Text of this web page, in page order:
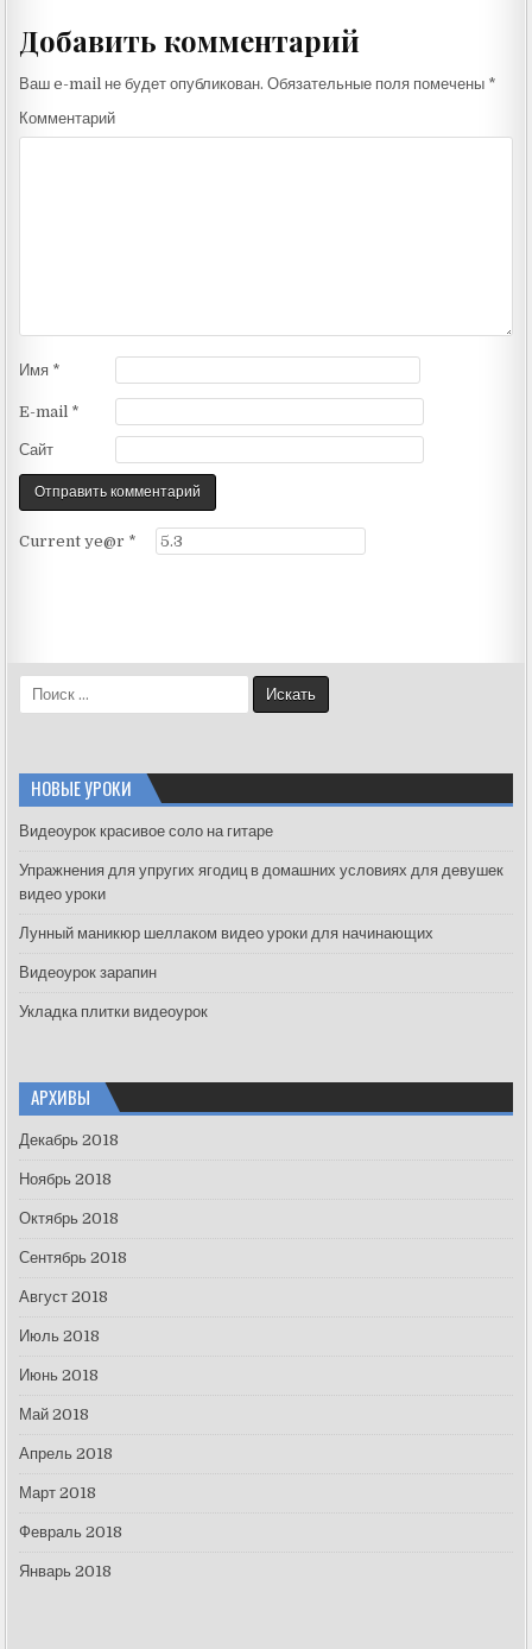
Добавить комментарий
Ваш e-mail не будет опубликован. Обязательные поля помечены *
Комментарий
Имя *
E-mail *
Сайт
Current ye@r *
e
h
f
r
:
НОВЫЕ УРОКИ
Видеоурок красивое соло на гитаре
Упражнения для упругих ягодиц в домашних условиях для девушек
видео уроки
Лунный маникюр шеллаком видео уроки для начинающих
Видеоурок зарапин
Укладка плитки видеоурок
АРХИВЫ
Декабрь 2018
Ноябрь 2018
Октябрь 2018
Сентябрь 2018
Август 2018
Июль 2018
Июнь 2018
Май 2018
Апрель 2018
Март 2018
Февраль 2018
Январь 2018